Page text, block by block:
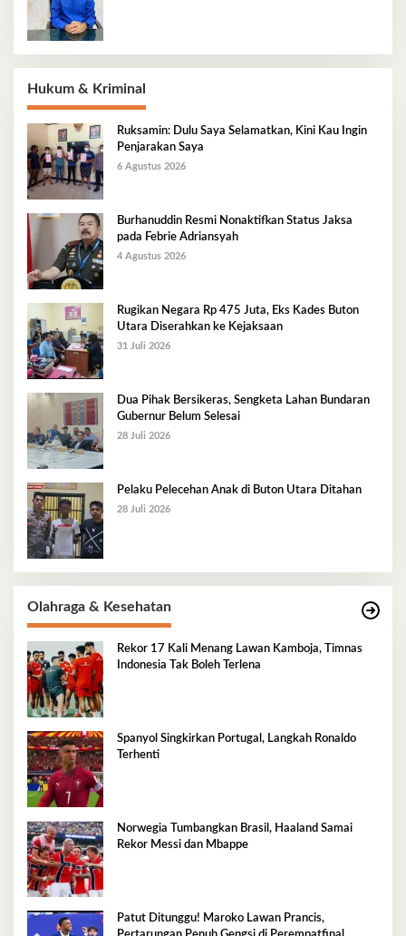
Hukum & Kriminal
Ruksamin: Dulu Saya Selamatkan, Kini Kau Ingin
Penjarakan Saya
6 Agustus 2026
Burhanuddin Resmi Nonaktifkan Status Jaksa
pada Febrie Adriansyah
4 Agustus 2026
Rugikan Negara Rp 475 Juta, Eks Kades Buton
Utara Diserahkan ke Kejaksaan
31 Juli 2026
Dua Pihak Bersikeras, Sengketa Lahan Bundaran
Gubernur Belum Selesai
28 Juli 2026
Pelaku Pelecehan Anak di Buton Utara Ditahan
28 Juli 2026
Olahraga & Kesehatan
Rekor 17 Kali Menang Lawan Kamboja, Timnas
Indonesia Tak Boleh Terlena
Spanyol Singkirkan Portugal, Langkah Ronaldo
Terhenti
Norwegia Tumbangkan Brasil, Haaland Samai
Rekor Messi dan Mbappe
Patut Ditunggu! Maroko Lawan Prancis,